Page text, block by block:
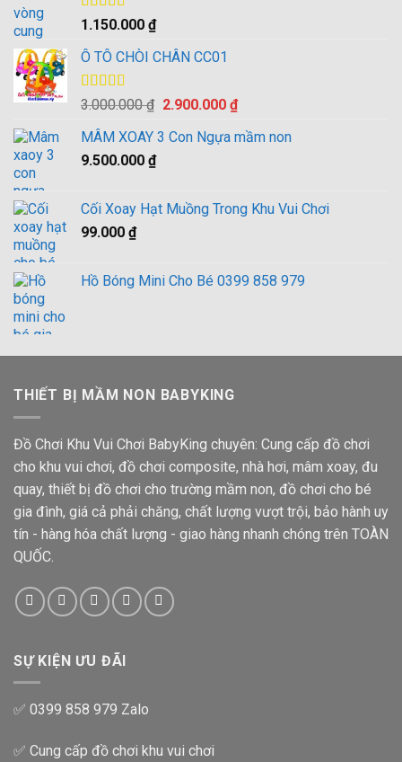
Được xếp
5 sao
1.150.000 ₫
Ô TÔ CHÒI CHÂN CC01
Được xếp
5 sao
3.000.000₫ Giá
là:
2.900.000 ₫Giá
tại
MÂM XOAY 3 Con Ngựa mầm non
9.500.000 ₫
Cối Xoay Hạt Muồng Trong Khu Vui Chơi
99.000 ₫
Hồ Bóng Mini Cho Bé 0399 858 979
THIẾT BỊ MẦM NON BABYKING
Đồ Chơi Khu Vui Chơi BabyKing chuyên: Cung cấp đồ chơi
cho khu vui chơi, đồ chơi composite, nhà hơi, mâm xoay, đu
quay, thiết bị đồ chơi cho trường mầm non, đồ chơi cho bé
gia đình, giá cả phải chăng, chất lượng vượt trội, bảo hành uy
tín - hàng hóa chất lượng - giao hàng nhanh chóng trên TOÀN
QUỐC.
SỰ KIỆN ƯU ĐÃI
✅ 0399 858 979 Zalo
✅ Cung cấp đồ chơi khu vui chơi